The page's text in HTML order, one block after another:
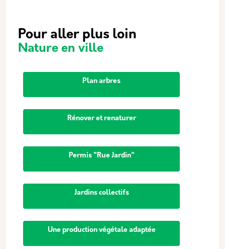
Pour aller plus loin
Nature en ville
Plan arbres
Rénover et renaturer
Permis "Rue Jardin"
Jardins collectifs
Une production végétale adaptée